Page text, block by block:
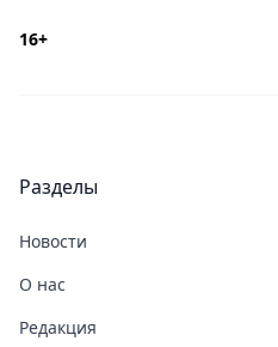
16+
Разделы
Новости
О нас
Редакция